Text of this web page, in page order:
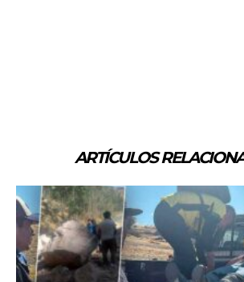
ARTÍCULOS